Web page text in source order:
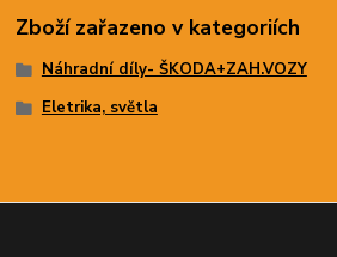
Zboží zařazeno v kategoriích
Náhradní díly- ŠKODA+ZAH.VOZY
Eletrika, světla